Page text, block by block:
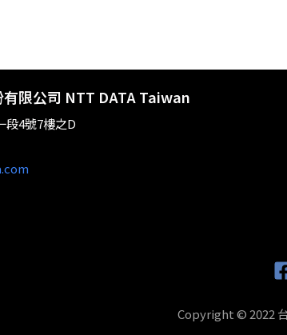
限公司 NTT DATA Taiwan
段4號7樓之D
Copyright © 2022